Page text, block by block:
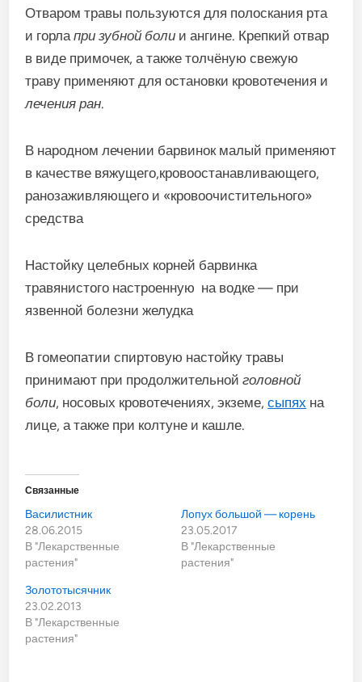
Отваром травы пользуются для полоскания рта
и горлапри зубной боли и ангине. Крепкий отвар
в виде примочек, а также толчёную свежую
траву применяют для остановки кровотечения и
лечения ран.
В народном лечении барвинок малый применяют
в качестве вяжущего,кровоостанавливающего,
ранозаживляющего и «кровоочистительного»
средства
Настойку целебных корней барвинка
травянистого настроенную на водке — при
язвенной болезни желудка
В гомеопатии спиртовую настойку травы
принимают при продолжительнойголовной
боли, носовых кровотечениях, экземе,сыпях на
лице, а также при колтуне и кашле.
Связанные
Василистник
28.06.2015
В "Лекарственные
растения"
Лопух большой — корень
23.05.2017
В "Лекарственные
растения"
Золототысячник
23.02.2013
В "Лекарственные
растения"